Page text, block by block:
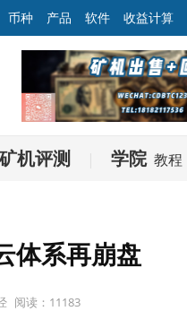
币种 产品 软件 收益计算
矿机评测 学院 教程
体系再崩盘
阅读：11183